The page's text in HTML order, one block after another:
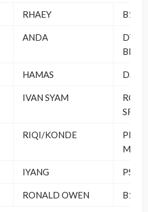
RHAEY B16
ANDA
DT
HAMAS DJS
IVAN SYAM
SF
RIQI/KONDE
IYANG PS
RONALD OWEN B16